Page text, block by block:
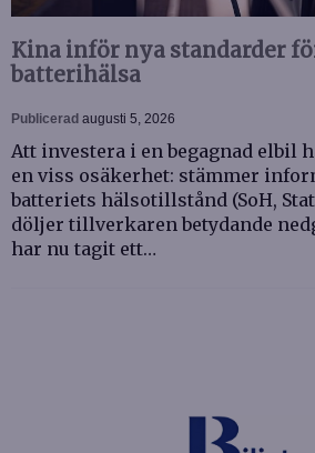
Kina inför nya standarder
batterihälsa
Publicerad augusti 5, 2026
Att investera i en begagnad elbil
en viss osäkerhet: stämmer
batteriets hälsotillstånd (SoH,
döljer tillverkaren betydande
har nu tagit ett…